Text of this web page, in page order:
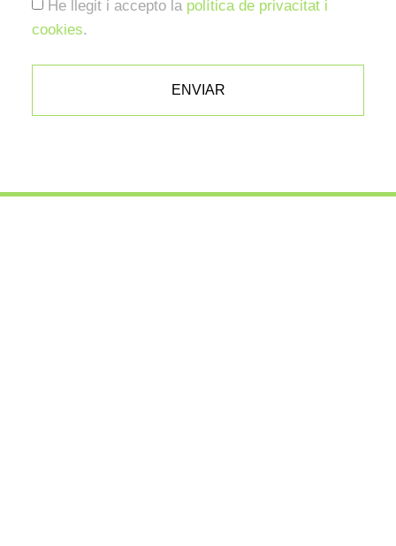
He llegit i accepto la política de privacitat i
cookies.
ENVIAR